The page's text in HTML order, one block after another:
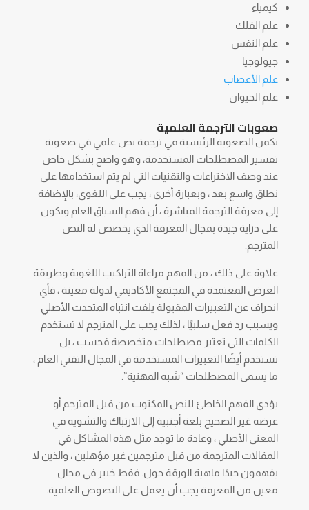
كيمياء
علم الفلك
علم النفس
جيولوجيا
علم الأعصاب
علم الحيوان
صعوبات الترجمة العلمية
تكمن الصعوبة الرئيسية في ترجمة نص علمي في صعوبة
تفسير المصطلحات المستخدمة، وهو واضح بشكل خاص
عند وصف الاختراعات والتقنيات التي لم يتم استخدامها على
نطاق واسع بعد ، وبعبارة أخرى ، يجب على اللغوي، بالإضافة
إلى معرفة الترجمة المباشرة ، أن فهم السياق العام ويكون
على دراية جيدة بمجال المعرفة الذي يخصص له النص
المترجم.
علاوة على ذلك ، من المهم مراعاة التراكيب اللغوية وطريقة
العرض المعتمدة في المجتمع الأكاديمي لدولة معينة ، فأي
انحراف عن التعبيرات المقبولة يلفت انتباه المتحدث الأصلي
ويسبب رد فعل سلبيًا ، لذلك يجب على المترجم لا تستخدم
الكلمات التي تعتبر مصطلحات متخصصة فحسب ، بل
تستخدم أيضًا التعبيرات المستخدمة في المجال التقني العام ،
ما يسمى المصطلحات “شبه المهنية”.
يؤدي الفهم الخاطئ للنص المكتوب من قبل المترجم أو
عرضه غير الصحيح بلغة أجنبية إلى الارتباك والتشويه في
المعنى الأصلي ، وعادة ما توجد مثل هذه المشاكل في
المقالات المترجمة من قبل مترجمين غير مؤهلين ، والذين لا
يفهمون جيدًا ماهية الورقة حول. فقط خبير في مجال
معين من المعرفة يجب أن يعمل على النصوص العلمية.